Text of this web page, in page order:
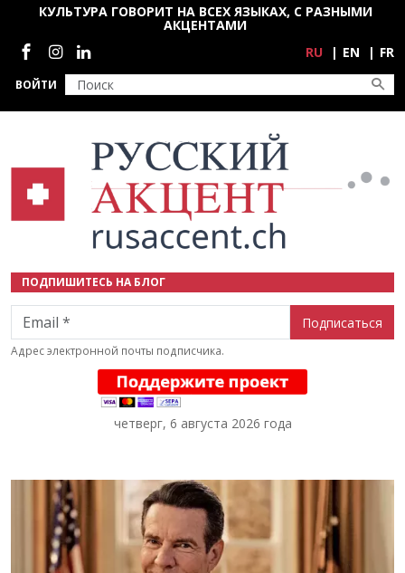
Перейти к основному содержанию
ВОЙТИ
КУЛЬТУРА ГОВОРИТ НА ВСЕХ ЯЗЫКАХ, С РАЗНЫМИ
АКЦЕНТАМИ
Социальные сети
RU EN FR
ПОДПИШИТЕСЬ НА БЛОГ
Email
Адрес электронной почты подписчика.
четверг, 6 августа 2026 года